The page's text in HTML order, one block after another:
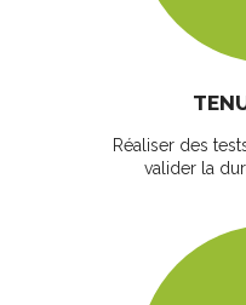
Réaliser des
valider la